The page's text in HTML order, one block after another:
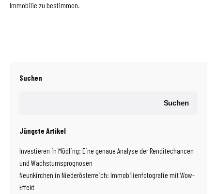
Immobilie zu bestimmen.
Suchen
Suchen
Jüngste Artikel
Investieren in Mödling: Eine genaue Analyse der Renditechancen
und Wachstumsprognosen
Neunkirchen in Niederösterreich: Immobilienfotografie mit Wow-
Effekt